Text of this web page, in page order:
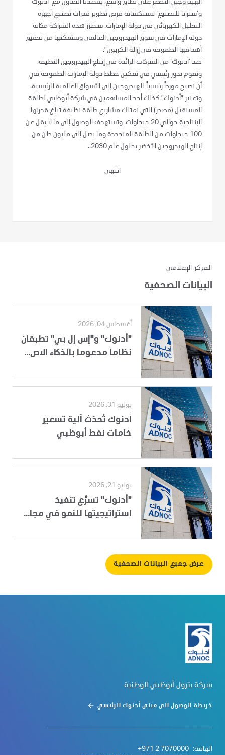
الهيدروجين الأخضر على نطاق واسع، يسعدنا التعاون مع ’أدنوك‘
و’ستراتا للتصنيع‘ لاستكشاف فرص تطوير قدرات تصنيع أجهزة
التحليل الكهربائي في دولة الإمارات. ستعزز هذه الشراكة مكانة
دولة الإمارات في سوق الهيدروجين العالمي وستمكنها من تحقيق
أهدافها الطموحة في إزالة الكربون".
تعد ’أدنوك‘ من الشركات الرائدة في إنتاج الهيدروجين النظيف،
وتقوم بدور رئيسي في تمكين خطط دولة الإمارات الطموحة في
أن تصبح مورداً رئيسياً للهيدروجين إلى الأسواق العالمية الرئيسية.
وتعتبر "أدنوك" كذلك أحد المساهمين في شركة أبوظبي لطاقة
المستقبل (مصدر) التي تمتلك مشاريع طاقة نظيفة تبلغ قدرتها
الإنتاجية حوالي 20 جيجاوات، وتستهدف الوصول إلى ما لا يقل عن
100 جيجاوات من الطاقة المتجددة وما يصل إلى مليون طن من
إنتاج الهيدروجين الأخضر بحلول عام 2030..
انتهى
المركز الإعلامي
البيانات الصحفية
أغسطس 04, 2026
"أدنوك" و"إس إل بي" تطبقان
نظاماً مدعوماً بالذكاء الاص...
يوليو 31, 2026
أدنوك تُحدّث آلية تسعير
خامات نفط أبوظبي
يوليو 21, 2026
"أدنوك" تسرِّع تنفيذ
استراتيجيتها للنمو في مجا...
عرض جميع البيانات الصحفية
شركة بترول أبوظبي الوطنية
خريطة الوصول الى مبنى أدنوك الرئيسي
الهاتف: +971 2 7070000